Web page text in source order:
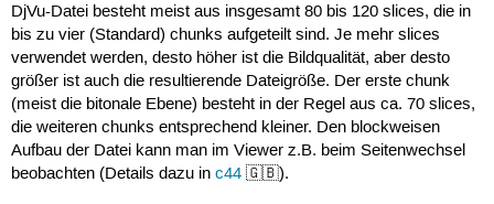
DjVu-Datei besteht meist aus insgesamt 80 bis 120 slices, die in
bis zu vier (Standard) chunks aufgeteilt sind. Je mehr slices
verwendet werden, desto höher ist die Bildqualität, aber desto
größer ist auch die resultierende Dateigröße. Der erste chunk
(meist die bitonale Ebene) besteht in der Regel aus ca. 70 slices,
die weiteren chunks entsprechend kleiner. Den blockweisen
Aufbau der Datei kann man im Viewer z.B. beim Seitenwechsel
beobachten (Details dazu in c44🇬🇧).